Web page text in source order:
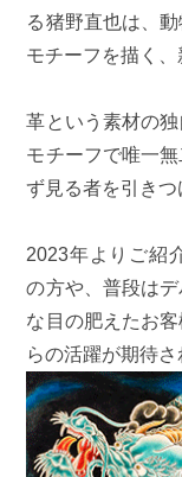
る猪野直也は、
モチーフを描く、
革という素材の
モチーフで唯一
ず見る者を引きつ
2023年よりご紹
の方や、普段は
な目の肥えたお
らの活躍が期待さ